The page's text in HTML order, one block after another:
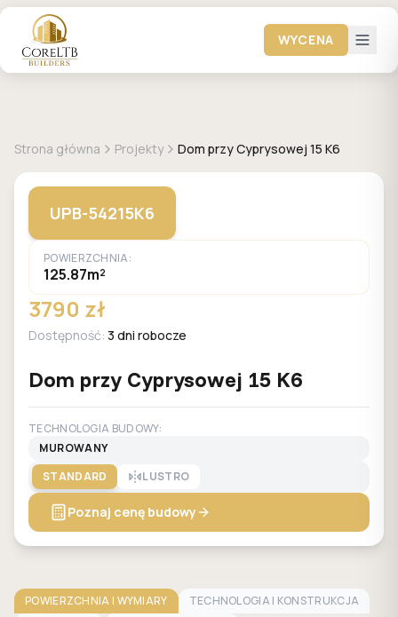
WYCENA
Strona główna Projekty Dom przy Cyprysowej 15 K6
UPB-54215K6
POWIERZCHNIA:
125.87m²
3790 zł
Dostępność: 3 dni robocze
Dom przy Cyprysowej 15 K6
TECHNOLOGIA BUDOWY:
MUROWANY
STANDARD
LUSTRO
Poznaj cenę budowy
POWIERZCHNIA I WYMIARY
TECHNOLOGIA I KONSTRUKCJA